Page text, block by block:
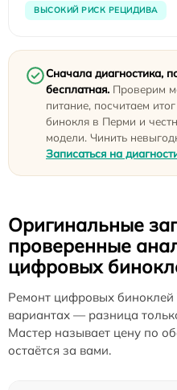
ВЫСОКИЙ РИСК РЕЦИДИВА
Сначала диагностика,
бесплатная. Проверим
питание, посчитаем
бинокля в Перми и
модели. Чинить
Записаться на
Оригинальные
проверенные
цифровых
Ремонт цифровых биноклей
вариантах — разница
Мастер называет цену по
остаётся за вами.